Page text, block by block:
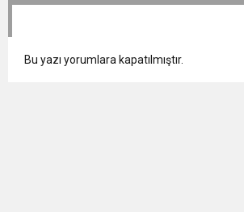
Bu yazı yorumlara kapatılmıştır.